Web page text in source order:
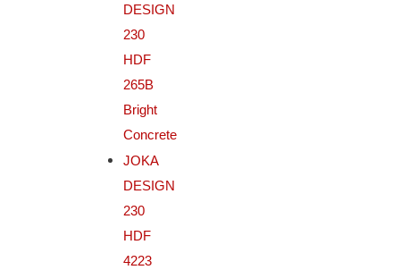
DESIGN
230
HDF
265B
Bright
Concrete
JOKA
DESIGN
230
HDF
4223